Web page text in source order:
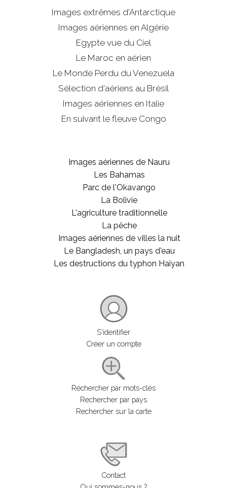
Images extrêmes d'Antarctique
Images aériennes en Algérie
Egypte vue du Ciel
Le Maroc en aérien
Le Monde Perdu du Venezuela
Sélection d'aériens au Brésil
Images aériennes en Italie
En suivant le fleuve Congo
Images aériennes de Nauru
Les Bahamas
Parc de l'Okavango
La Bolivie
L'agriculture traditionnelle
La pêche
Images aériennes de villes la nuit
Le Bangladesh, un pays d'eau
Les destructions du typhon Haiyan
S'identifier
Créer un compte
Rechercher par mots-clés
Rechercher par pays
Rechercher sur la carte
Contact